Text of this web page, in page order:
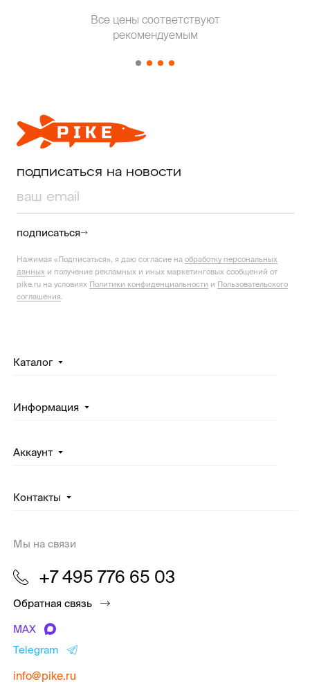
Все цены соответствуют
рекомендуемым
подписаться на новости
подписаться
Нажимая «Подписаться», я даю согласие на обработку персональных
данных и получение рекламных и иных маркетинговых сообщений от
pike.ru на условиях Политики конфиденциальности и Пользовательского
соглашения
Каталог
Информация
Аккаунт
Контакты
Мы на связи
+7 495 776 65 03
Обратная связь
MAX
Telegram
info@pike.ru